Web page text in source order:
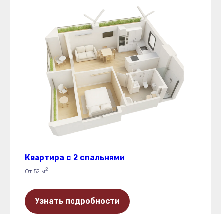
Квартира с 2 спальнями
От 52 м2
Узнать подробности